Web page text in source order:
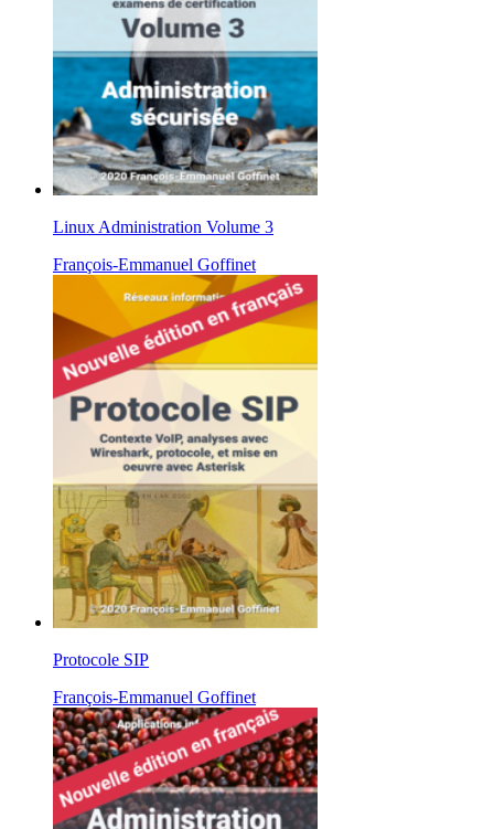
Linux Administration Volume 3
François-Emmanuel Goffinet
Protocole SIP
François-Emmanuel Goffinet